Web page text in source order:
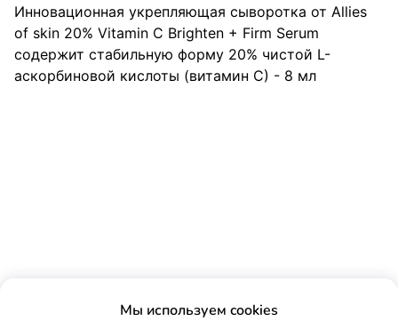
Инновационная укрепляющая сыворотка от Allies
of skin 20% Vitamin C Brighten + Firm Serum
содержит стабильную форму 20% чистой L-
аскорбиновой кислоты (витамин С) - 8 мл
Мы используем cookies